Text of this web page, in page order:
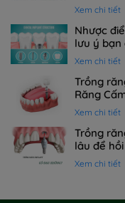
Xem chi tiết
Nhược
lưu ý bạn
Xem chi tiết
Trồng
Răng
Xem chi tiết
Trồng
lâu để
Xem chi tiết